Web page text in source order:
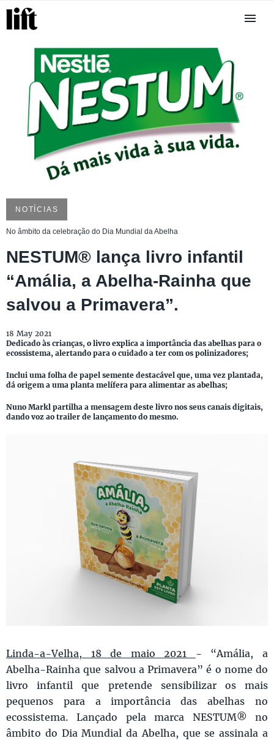
NOTÍCIAS
No âmbito da celebração do Dia Mundial da Abelha
NESTUM® lança livro infantil
“Amália, a Abelha-Rainha que
salvou a Primavera”.
18 May 2021
Dedicado às crianças, o livro explica a importância das abelhas para o
ecossistema, alertando para o cuidado a ter com os polinizadores;
Inclui uma folha de papel semente destacável que, uma vez plantada,
dá origem a uma planta melífera para alimentar as abelhas;
Nuno Markl partilha a mensagem deste livro nos seus canais digitais,
dando voz ao trailer de lançamento do mesmo.
Linda-a-Velha, 18 de maio 2021 - “Amália, a
Abelha-Rainha que salvou a Primavera” é o nome do
livro infantil que pretende sensibilizar os mais
pequenos para a importância das abelhas no
ecossistema. Lançado pela marca NESTUM® no
âmbito do Dia Mundial da Abelha, que se assinala a